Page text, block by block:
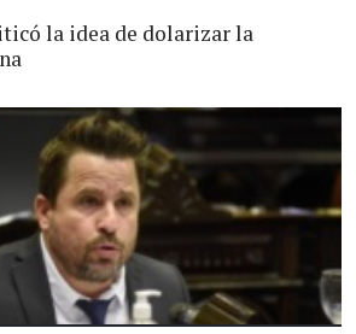
la idea de dolarizar la